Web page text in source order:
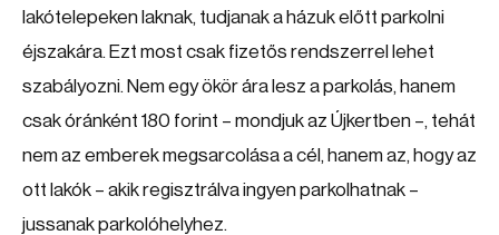
lakótelepeken laknak, tudjanak a házuk előtt parkolni
éjszakára. Ezt most csak fizetős rendszerrel lehet
szabályozni. Nem egy ökör ára lesz a parkolás, hanem
csak óránként 180 forint – mondjuk az Újkertben –, tehát
nem az emberek megsarcolása a cél, hanem az, hogy az
ott lakók – akik regisztrálva ingyen parkolhatnak –
jussanak parkolóhelyhez.